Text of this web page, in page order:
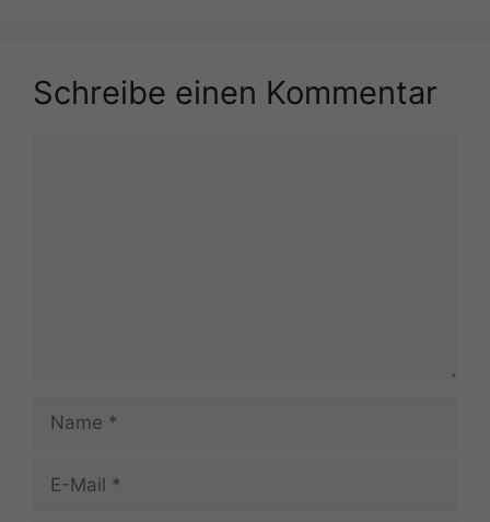
Schreibe einen Kommentar